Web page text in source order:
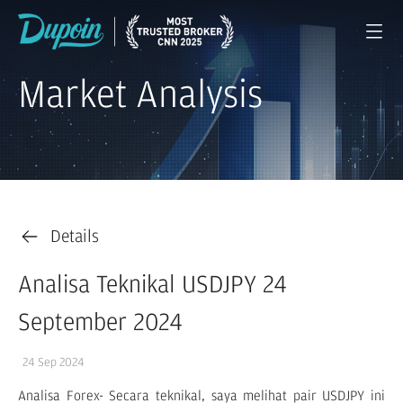
Market Analysis
Details
Analisa Teknikal USDJPY 24
September 2024
24 Sep 2024
Analisa Forex- Secara teknikal, saya melihat pair USDJPY ini